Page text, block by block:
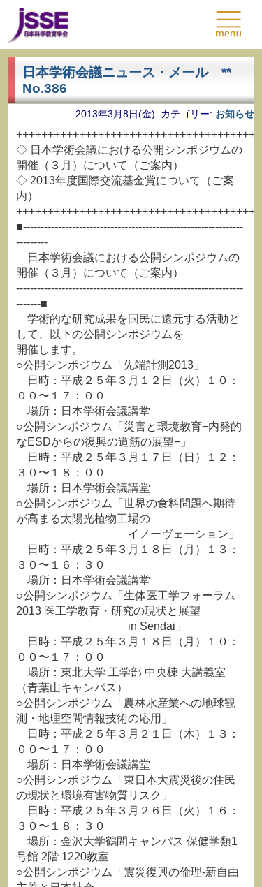
日本学術会議ニュース・メール **
No.386
2013年3月8日(金) カテゴリー: お知らせ
◇ 日本学術会議における公開シンポジウムの
開催（３月）について（ご案内）
◇ 2013年度国際交流基金賞について（ご案
内）
■---------------------------------------------------------------
---------
日本学術会議における公開シンポジウムの
開催（３月）について（ご案内）
-----------------------------------------------------------------
-------■
学術的な研究成果を国民に還元する活動と
して、以下の公開シンポジウムを
開催します。
○公開シンポジウム「先端計測2013」
日時：平成２５年３月１２日（火）１０：
００〜１７：００
場所：日本学術会議講堂
○公開シンポジウム「災害と環境教育−内発的
なESDからの復興の道筋の展望−」
日時：平成２５年３月１７日（日）１２：
３０〜１８：００
場所：日本学術会議講堂
○公開シンポジウム「世界の食料問題へ期待
が高まる太陽光植物工場の
イノーヴェーション」
日時：平成２５年３月１８日（月）１３：
３０〜１６：３０
場所：日本学術会議講堂
○公開シンポジウム「生体医工学フォーラム
2013 医工学教育・研究の現状と展望
in Sendai」
日時：平成２５年３月１８日（月）１０：
００〜１７：００
場所：東北大学 工学部 中央棟 大講義室
（青葉山キャンパス）
○公開シンポジウム「農林水産業への地球観
測・地理空間情報技術の応用」
日時：平成２５年３月２１日（木）１３：
００〜１７：００
場所：日本学術会議講堂
○公開シンポジウム「東日本大震災後の住民
の現状と環境有害物質リスク」
日時：平成２５年３月２６日（火）１６：
３０〜１８：３０
場所：金沢大学鶴間キャンパス 保健学類1
号館 2階 1220教室
○公開シンポジウム「震災復興の倫理‐新自由